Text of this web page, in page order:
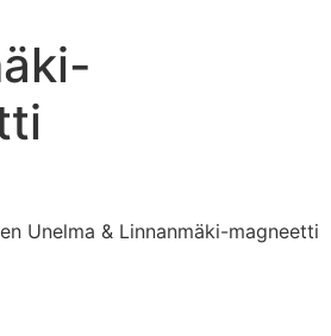
Unelma & Linnanmäki-magneetti